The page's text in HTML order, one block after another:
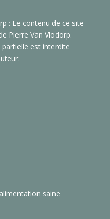
: Le contenu de ce site
Pierre Van Vlodorp.
est interdite
saine